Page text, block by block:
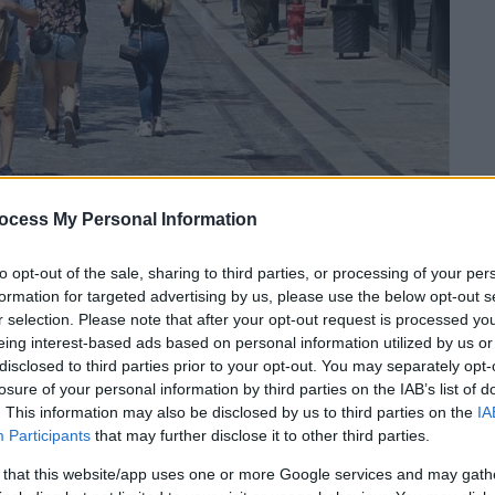
My Personal Information
opt-out of the sale, sharing to third parties, or processing of your
for targeted advertising by us, please use the below opt-out
selection. Please note that after your opt-out request is processed
interest-based ads based on personal information utilized by us
to third parties prior to your opt-out. You may separately
of your personal information by third parties on the IAB’s list of
This information may also be disclosed by us to third parties on the
Participants that may further disclose it to other third parties.
that this website/app uses one or more Google services and may
το ΕΘΝΟΣ στη Google
ένα 24ωρο τα περισσότερα νέακρούσματα
13 Αυγούστου, σύμφωνα με την
ο ΕΟΔΥ. Συγκεκριμένα από τα
στηνΑττικήκαταγράφονται 927 νέα
316. Στην Κρήτη, περιοχή που
εντοπίζονται 441 το τελευταίο